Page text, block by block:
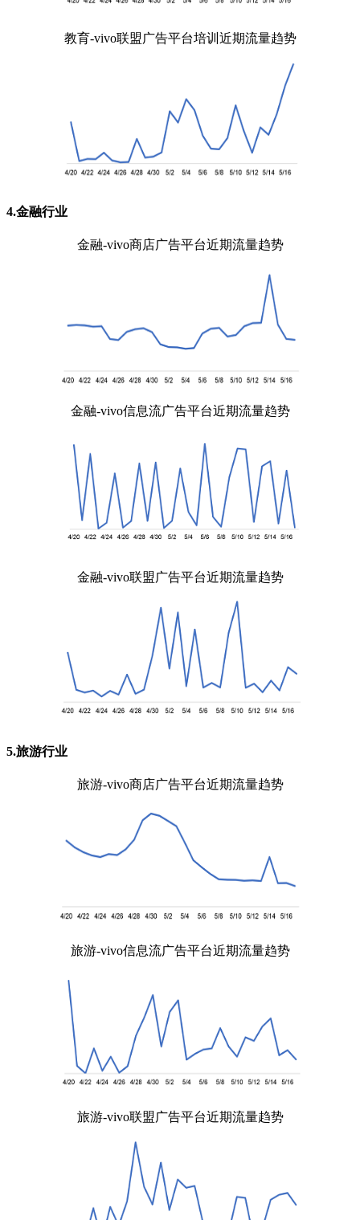
教育-vivo联盟广告平台培训近期流量趋势
4.金融行业
金融-vivo商店广告平台近期流量趋势
金融-vivo信息流广告平台近期流量趋势
金融-vivo联盟广告平台近期流量趋势
5.旅游行业
旅游-vivo商店广告平台近期流量趋势
旅游-vivo信息流广告平台近期流量趋势
旅游-vivo联盟广告平台近期流量趋势